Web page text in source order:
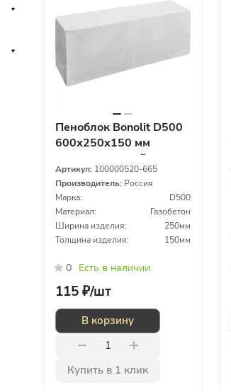
Пеноблок Bonolit D500
600х250х150 мм
газосиликатный
Артикул: 100000520-665
Производитель: Россия
Марка:
D500
Материал:
Газобетон
Ширина изделия:
250мм
Толщина изделия:
150мм
0 Есть в наличии
115 ₽/шт
В корзину
Купить в 1 клик